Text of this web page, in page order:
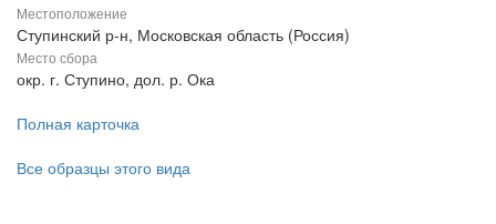
Местоположение
Ступинский р-н, Московская область (Россия)
Место сбора
окр. г. Ступино, дол. р. Ока
Полная карточка
Все образцы этого вида